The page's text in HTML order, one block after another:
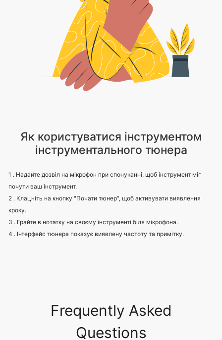
Як користуватися інструментом
інструментального тюнера
1 . Надайте дозвіл на мікрофон при спонуканні, щоб інструмент міг
почути ваш інструмент.
2 . Клацніть на кнопку "Почати тюнер", щоб активувати виявлення
кроку.
3 . Грайте в нотатку на своєму інструменті біля мікрофона.
4 . Інтерфейс тюнера показує виявлену частоту та примітку.
Frequently Asked
Questions